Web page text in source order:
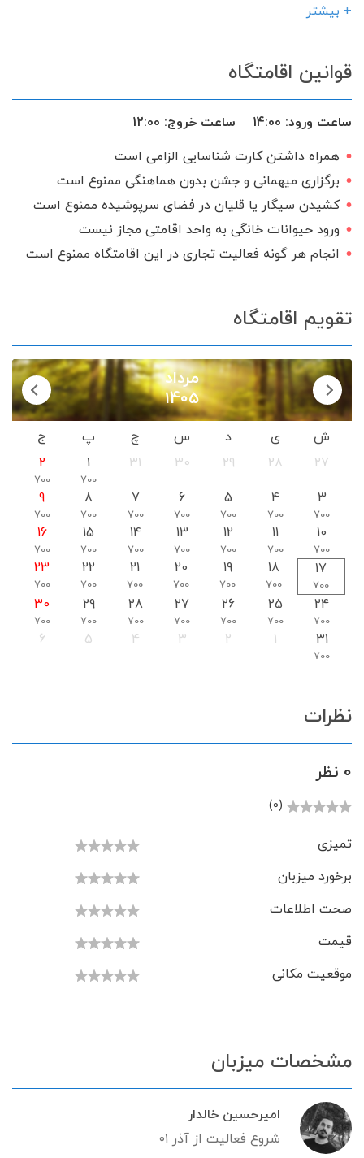
حمام
+ بیشتر
قوانین اقامتگاه
ساعت ورود: 14:00 ساعت خروج: 12:00
همراه داشتن کارت شناسایی الزامی است
برگزاری میهمانی و جشن بدون هماهنگی ممنوع است
کشیدن سیگار یا قلیان در فضای سرپوشیده ممنوع است
ورود حیوانات خانگی به واحد اقامتی مجاز نیست
انجام هر گونه فعالیت تجاری در این اقامتگاه ممنوع است
تقویم اقامتگاه
مرداد
1405
ش ی د س چ پ
ج
27
28
29
30
31
1
700
2
700
3
700
4
700
5
700
6
700
7
700
8
700
9
700
10
700
11
700
12
700
13
700
14
700
15
700
16
700
17
700
18
700
19
700
20
700
21
700
22
700
23
700
24
700
25
700
26
700
27
700
28
700
29
700
30
700
31
700
1
2
3
4
5
6
نظرات
0 نظر
(0)
تمیزی
برخورد میزبان
صحت اطلاعات
قیمت
موقعیت مکانی
مشخصات میزبان
امیرحسین خالدار
شروع فعالیت از آذر ۰۱